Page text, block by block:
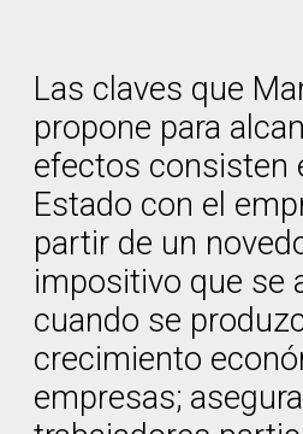
Las claves que
propone para
efectos consisten
Estado con el
partir de un
impositivo que se
cuando se
crecimiento
empresas;